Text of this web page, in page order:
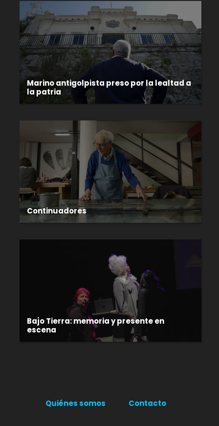
Marino antigolpista preso por la lealtad a
la patria
Continuadores
Bajo Tierra: memoria y presente en
escena
Quiénes somos Contacto